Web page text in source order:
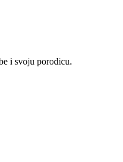
i svoju porodicu.